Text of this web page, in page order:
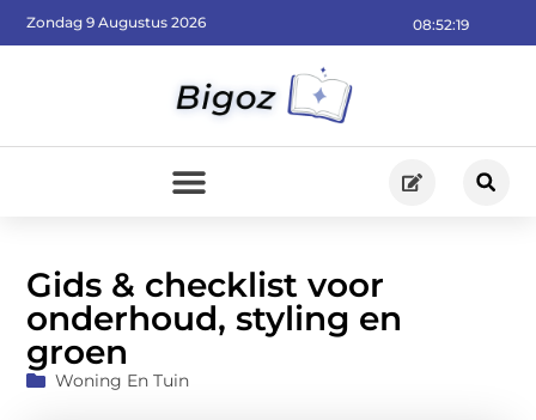
08:52:20
Zondag 9 Augustus 2026
Gids & checklist voor
onderhoud, styling en
groen
Woning En Tuin